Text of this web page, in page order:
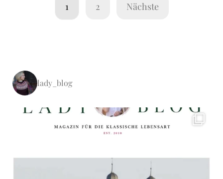
1 2 Nächste
lady_blog